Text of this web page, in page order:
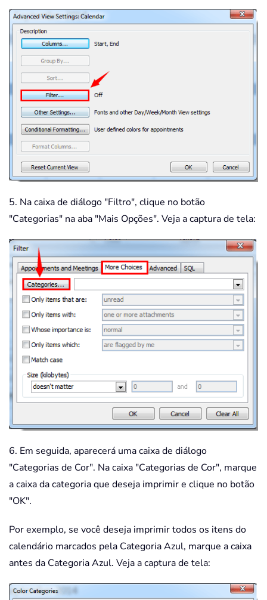
5. Na caixa de diálogo "Filtro", clique no botão
"Categorias" na aba "Mais Opções". Veja a captura de tela:
6. Em seguida, aparecerá uma caixa de diálogo
"Categorias de Cor". Na caixa "Categorias de Cor", marque
a caixa da categoria que deseja imprimir e clique no botão
"OK".
Por exemplo, se você deseja imprimir todos os itens do
calendário marcados pela Categoria Azul, marque a caixa
antes da Categoria Azul. Veja a captura de tela: